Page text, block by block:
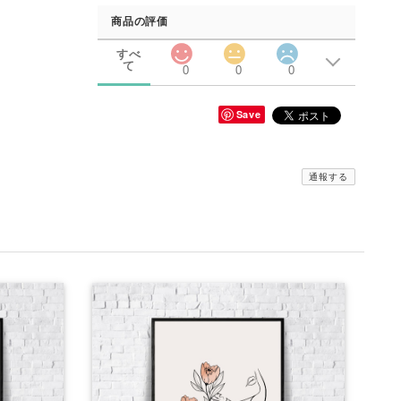
商品の評価
すべ
て
0 0 0
Save
通報する